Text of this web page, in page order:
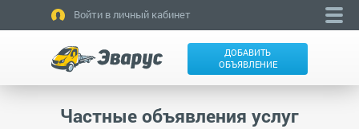
Войти в личный кабинет
ДОБАВИТЬ
ОБЪЯВЛЕНИЕ
Частные объявления услуг